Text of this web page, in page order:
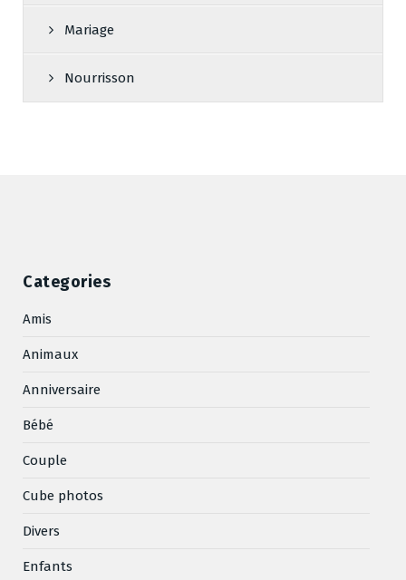
Mariage
Nourrisson
Categories
Amis
Animaux
Anniversaire
Bébé
Couple
Cube photos
Divers
Enfants